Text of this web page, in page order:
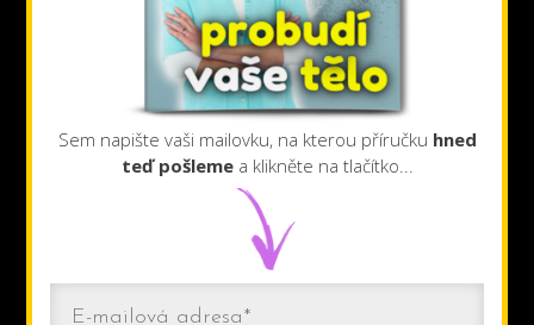
Sem napište vaši mailovku, na kterou příručku hned
teď pošleme a klikněte na tlačítko...